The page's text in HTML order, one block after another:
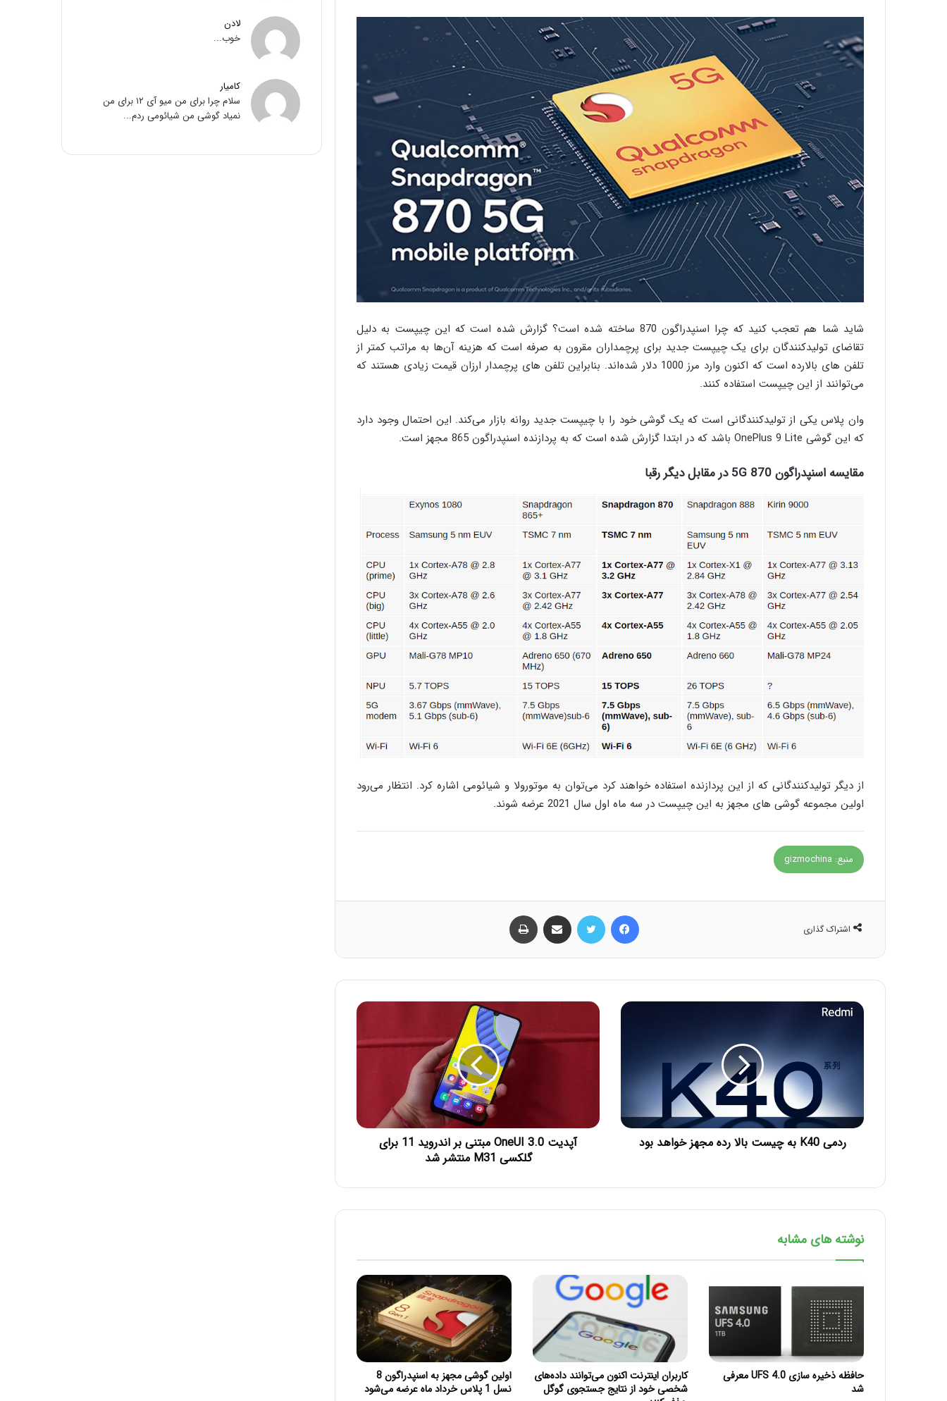
شاید شما هم تعجب کنید که چرا اسنپدراگون 870 ساخته شده است؟ گزارش شده است که این چیپست به دلیل
تقاضای تولیدکنندگان برای یک چیپست جدید برای پرچمداران مقرون به صرفه است که هزینه آن‌ها به مراتب کمتر از
تلفن های بالارده است که اکنون وارد مرز 1000 دلار شده‌اند. بنابراین تلفن های پرچمدار ارزان قیمت زیادی هستند که
می‌توانند از این چیپست استفاده کنند.
وان پلاس یکی از تولیدکنندگانی است که یک گوشی خود را با چیپست جدید روانه بازار می‌کند. این احتمال وجود دارد
که این گوشی OnePlus 9 Lite باشد که در ابتدا گزارش شده است که به پردازنده اسنپدراگون 865 مجهز است.
مقایسه اسنپدراگون 870 5G در مقابل دیگر رقبا
از دیگر تولیدکنندگانی که از این پردازنده استفاده خواهند کرد می‌توان به موتورولا و شیائومی اشاره کرد. انتظار می‌رود
اولین مجموعه گوشی های مجهز به این چیپست در سه ماه اول سال 2021 عرضه شوند.
منبع: gizmochina
اشتراک گذاری
ردمی K40 به چیست بالا رده مجهز خواهد بود
آپدیت OneUI 3.0 مبتنی بر اندروید 11 برای
گلکسی M31 منتشر شد
نوشته های مشابه
حافظه‌ ذخیره سازی UFS 4.0 معرفی
شد
کاربران اینترنت اکنون می‌توانند داده‌های
شخصی خود از نتایج جستجوی گوگل
اولین گوشی مجهز به اسنپدراگون 8
نسل 1 پلاس خرداد ماه عرضه می‌شود
لادن
خوب...
کامیار
سلام چرا برای من میو آی ۱۲ برای من
نمیاد گوشی من شیائومی ردم...